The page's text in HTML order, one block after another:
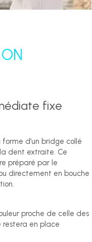
fixe
forme d’un bridge collé
dent extraite. Ce
préparé par le
directement en bouche
proche de celle des
restera en place